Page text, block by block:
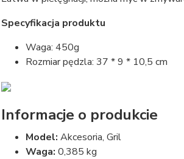
Specyfikacja produktu
Waga: 450g
Rozmiar pędzla: 37 * 9 * 10,5 cm
Informacje o produkcie
Model: Akcesoria, Gril
Waga: 0,385 kg